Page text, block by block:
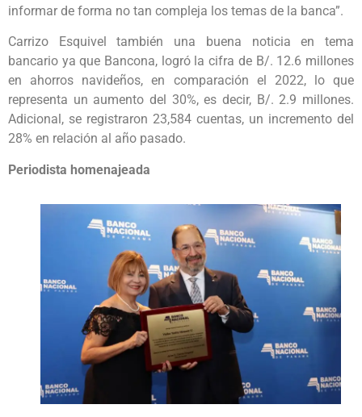
informar de forma no tan compleja los temas de la banca”.
Carrizo Esquivel también una buena noticia en tema
bancario ya que Bancona, logró la cifra de B/. 12.6 millones
en ahorros navideños, en comparación el 2022, lo que
representa un aumento del 30%, es decir, B/. 2.9 millones.
Adicional, se registraron 23,584 cuentas, un incremento del
28% en relación al año pasado.
Periodista homenajeada